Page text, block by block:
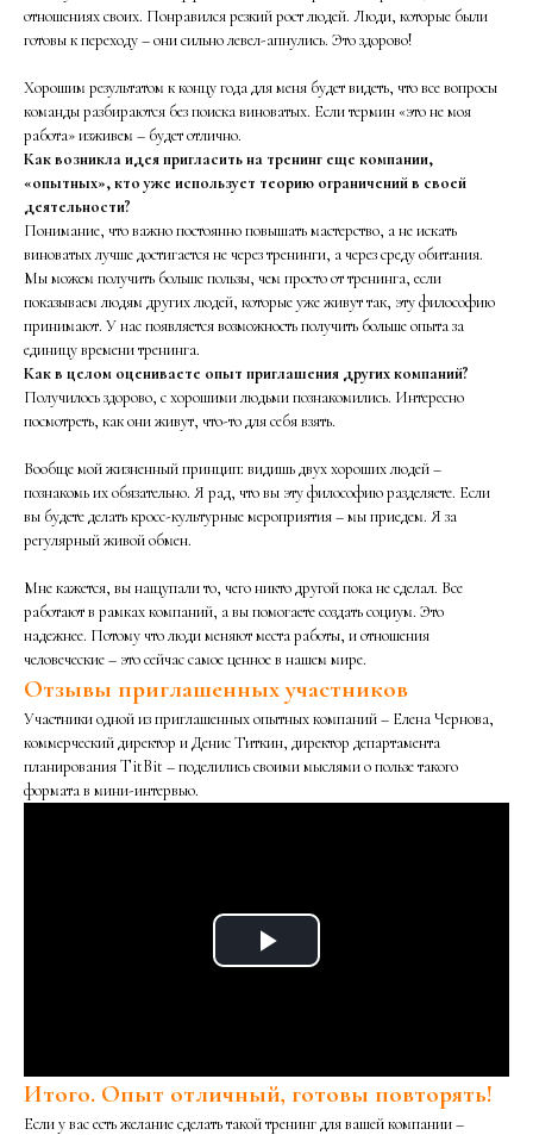
отношениях своих. Понравился резкий рост людей. Люди, которые были
готовы к переходу – они сильно левел-апнулись. Это здорово!
Хорошим результатом к концу года для меня будет видеть, что все вопросы
команды разбираются без поиска виноватых. Если термин «это не моя
работа» изживем – будет отлично.
Как возникла идея пригласить на тренинг еще компании,
«опытных», кто уже использует теорию ограничений в своей
деятельности?
Понимание, что важно постоянно повышать мастерство, а не искать
виноватых лучше достигается не через тренинги, а через среду обитания.
Мы можем получить больше пользы, чем просто от тренинга, если
показываем людям других людей, которые уже живут так, эту философию
принимают. У нас появляется возможность получить больше опыта за
единицу времени тренинга.
Как в целом оцениваете опыт приглашения других компаний?
Получилось здорово, с хорошими людьми познакомились. Интересно
посмотреть, как они живут, что-то для себя взять.
Вообще мой жизненный принцип: видишь двух хороших людей –
познакомь их обязательно. Я рад, что вы эту философию разделяете. Если
вы будете делать кросс-культурные мероприятия – мы приедем. Я за
регулярный живой обмен.
Мне кажется, вы нащупали то, чего никто другой пока не сделал. Все
работают в рамках компаний, а вы помогаете создать социум. Это
надежнее. Потому что люди меняют места работы, и отношения
человеческие – это сейчас самое ценное в нашем мире.
Отзывы приглашенных участников
Участники одной из приглашенных опытных компаний – Елена Чернова,
коммерческий директор и Денис Титкин, директор департамента
планирования TitBit – поделились своими мыслями о пользе такого
формата в мини-интервью.
Итого. Опыт отличный, готовы повторять!
Если у вас есть желание сделать такой тренинг для вашей компании –